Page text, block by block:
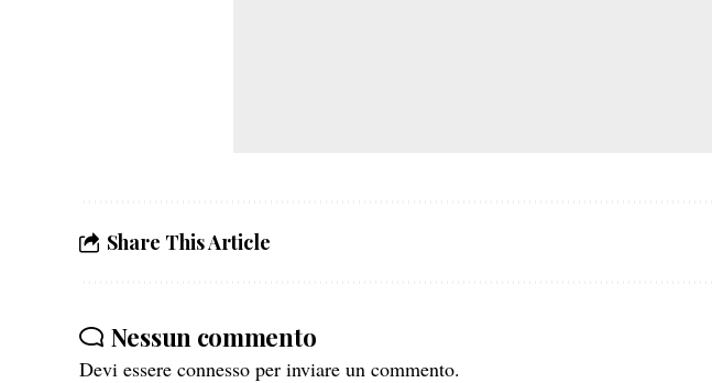
Share This Article
Nessun commento
Devi essere connesso per inviare un commento.